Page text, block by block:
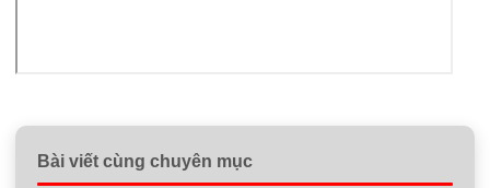
Bài viết cùng chuyên mục